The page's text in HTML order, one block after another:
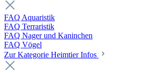
FAQ Aquaristik
FAQ Terraristik
FAQ Nager und Kaninchen
FAQ Vögel
Zur Kategorie Heimtier Infos